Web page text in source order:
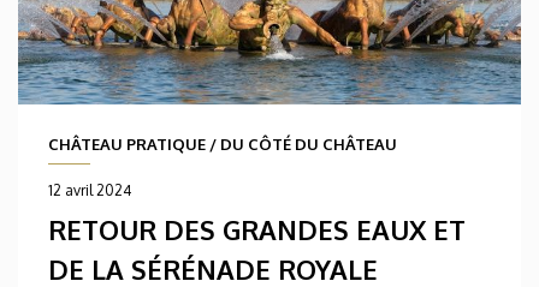
CHÂTEAU PRATIQUE / DU CÔTÉ DU CHÂTEAU
12 avril 2024
RETOUR DES GRANDES EAUX ET
DE LA SÉRÉNADE ROYALE